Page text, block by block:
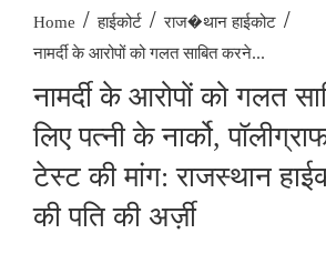
Home / हाईकोर्ट / राज�थान हाईकोट /
नामर्दी के आरोपों को गलत साबित करने...
नामर्दी के आरोपों को गलत
लिए पत्नी के नार्को,
टेस्ट की मांग: राजस्थान
की पति की अर्ज़ी